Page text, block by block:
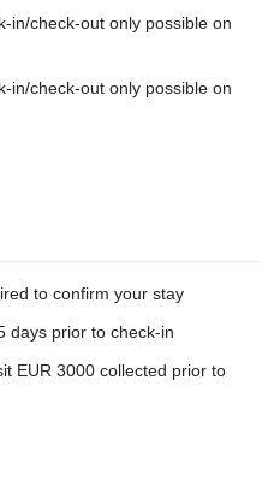
in/check-out only possible on
in/check-out only possible on
to confirm your stay
days prior to check-in
EUR 3000 collected prior to